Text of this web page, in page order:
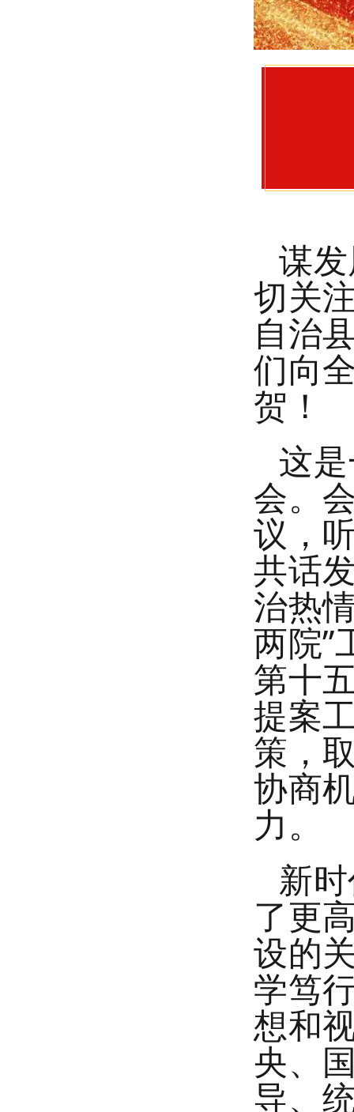
谋
切关
自治
们向
贺！
这
会。
议，
共话
治热
两院”
第十
提案
策，
协商
力。
新
了更
设的
学笃
想和
央、
导、